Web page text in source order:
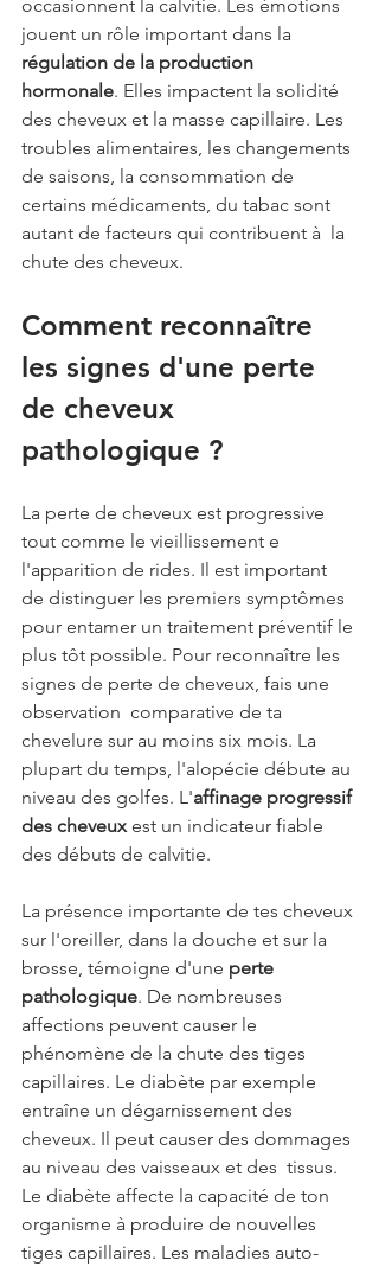
occasionnent la calvitie. Les émotions
jouent un rôle important dans la
régulation de la production
hormonale. Elles impactent la solidité
des cheveux et la masse capillaire. Les
troubles alimentaires, les changements
de saisons, la consommation de
certains médicaments, du tabac sont
autant de facteurs qui contribuent à  la
chute des cheveux.
Comment reconnaître
les signes d'une perte
de cheveux
pathologique ?
La perte de cheveux est progressive
tout comme le vieillissement e
l'apparition de rides. Il est important
de distinguer les premiers symptômes
pour entamer un traitement préventif le
plus tôt possible. Pour reconnaître les
signes de perte de cheveux, fais une
observation  comparative de ta
chevelure sur au moins six mois. La
plupart du temps, l'alopécie débute au
niveau des golfes. L'affinage progressif
des cheveux est un indicateur fiable
des débuts de calvitie.
La présence importante de tes cheveux
sur l'oreiller, dans la douche et sur la
brosse, témoigne d'une perte
pathologique. De nombreuses
affections peuvent causer le
phénomène de la chute des tiges
capillaires. Le diabète par exemple
entraîne un dégarnissement des
cheveux. Il peut causer des dommages
au niveau des vaisseaux et des  tissus.
Le diabète affecte la capacité de ton
organisme à produire de nouvelles
tiges capillaires. Les maladies auto-